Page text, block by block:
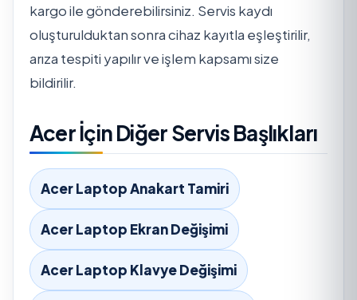
kargo ile gönderebilirsiniz. Servis kaydı
oluşturulduktan sonra cihaz kayıtla eşleştirilir,
arıza tespiti yapılır ve işlem kapsamı size
bildirilir.
Acer İçin Diğer Servis Başlıkları
Acer Laptop Anakart Tamiri
Acer Laptop Ekran Değişimi
Acer Laptop Klavye Değişimi